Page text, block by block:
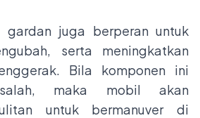
gardan juga berperan untuk
serta meningkatkan
Bila komponen ini
maka mobil akan
untuk bermanuver di